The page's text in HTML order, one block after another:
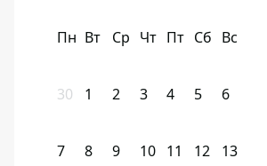
Пн Вт Ср Чт Пт Сб Вс
30 1 2 3 4 5 6
7 8 9 10 11 12 13